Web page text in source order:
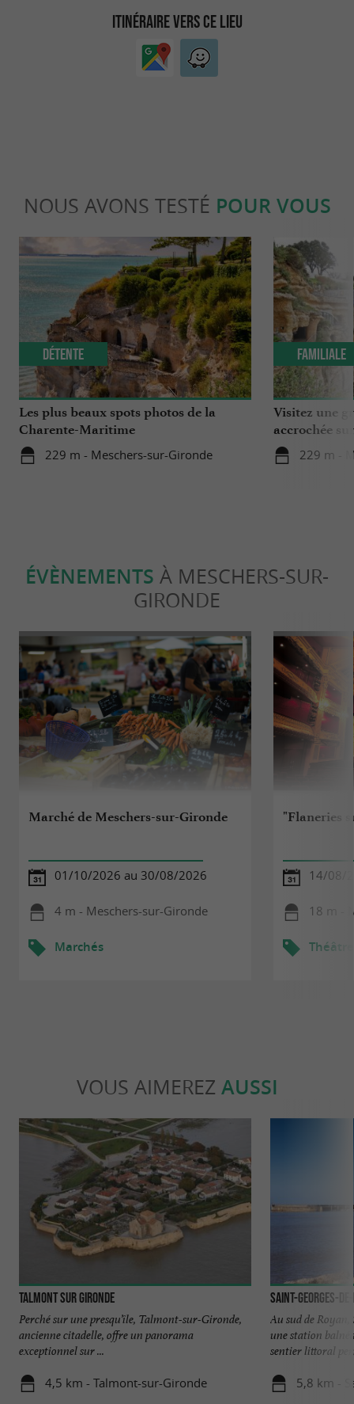
ITINÉRAIRE VERS CE LIEU
NOUS AVONS TESTÉ POUR VOUS
Les plus beaux spots photos de la
Charente-Maritime
229 m - Meschers-sur-Gironde
Détente
Visitez une
accrochée
229 m -
Familiale
ÉVÈNEMENTS À MESCHERS-SUR-
GIRONDE
Marché de Meschers-sur-Gironde
01/10/2026 au 30/08/2026
4 m - Meschers-sur-Gironde
Marchés
"Flaneries
14/08/
18 m -
Théâtre
VOUS AIMEREZ AUSSI
Talmont sur Gironde
Perché sur une presqu’île, Talmont-sur-Gironde,
ancienne citadelle, offre un panorama
exceptionnel sur ...
4,5 km - Talmont-sur-Gironde
Saint-Georges-
Au sud de
une station
sentier littoral
5,8 km -